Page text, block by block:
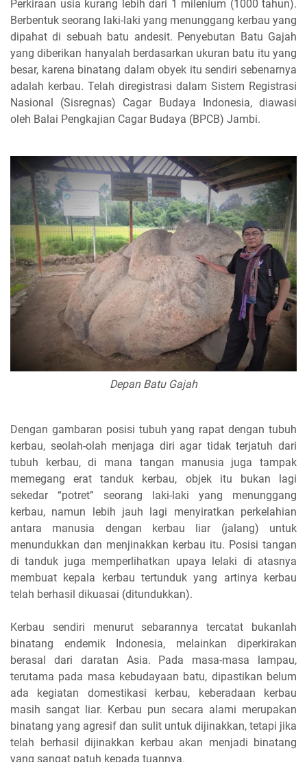
Perkiraan usia kurang lebih dari 1 milenium (1000 tahun).
Berbentuk seorang laki-laki yang menunggang kerbau yang
dipahat di sebuah batu andesit. Penyebutan Batu Gajah
yang diberikan hanyalah berdasarkan ukuran batu itu yang
besar, karena binatang dalam obyek itu sendiri sebenarnya
adalah kerbau. Telah diregistrasi dalam Sistem Registrasi
Nasional (Sisregnas) Cagar Budaya Indonesia, diawasi
oleh Balai Pengkajian Cagar Budaya (BPCB) Jambi.
Depan Batu Gajah
Dengan gambaran posisi tubuh yang rapat dengan tubuh
kerbau, seolah-olah menjaga diri agar tidak terjatuh dari
tubuh kerbau, di mana tangan manusia juga tampak
memegang erat tanduk kerbau, objek itu bukan lagi
sekedar “potret” seorang laki-laki yang menunggang
kerbau, namun lebih jauh lagi menyiratkan perkelahian
antara manusia dengan kerbau liar (jalang) untuk
menundukkan dan menjinakkan kerbau itu. Posisi tangan
di tanduk juga memperlihatkan upaya lelaki di atasnya
membuat kepala kerbau tertunduk yang artinya kerbau
telah berhasil dikuasai (ditundukkan).
Kerbau sendiri menurut sebarannya tercatat bukanlah
binatang endemik Indonesia, melainkan diperkirakan
berasal dari daratan Asia. Pada masa-masa lampau,
terutama pada masa kebudayaan batu, dipastikan belum
ada kegiatan domestikasi kerbau, keberadaan kerbau
masih sangat liar. Kerbau pun secara alami merupakan
binatang yang agresif dan sulit untuk dijinakkan, tetapi jika
telah berhasil dijinakkan kerbau akan menjadi binatang
yang sangat patuh kepada tuannya.